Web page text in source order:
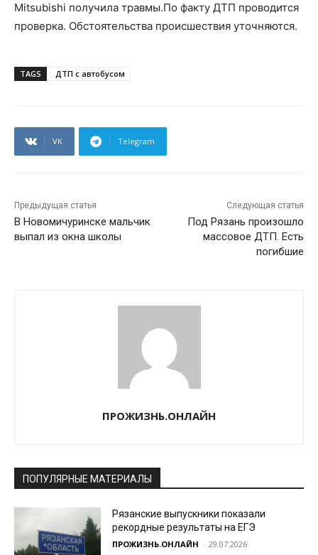
Mitsubishi получила травмы.По факту ДТП проводится
проверка. Обстоятельства происшествия уточняются.
TAGS ДТП с автобусом
VK Telegram
Предыдущая статья
В Новомичуринске мальчик
выпал из окна школы
Следующая статья
Под Рязань произошло
массовое ДТП. Есть
погибшие
ПРОЖИЗНЬ.ОНЛАЙН
ПОПУЛЯРНЫЕ МАТЕРИАЛЫ
Рязанские выпускники показали
рекордные результаты на ЕГЭ
ПРОЖИЗНЬ.ОНЛАЙН - 29.07.2026